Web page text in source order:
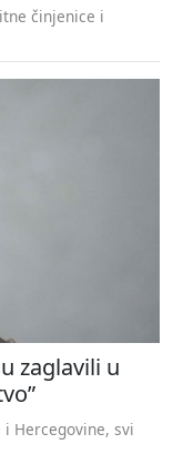
činjenice i
zaglavili u
Hercegovine, svi